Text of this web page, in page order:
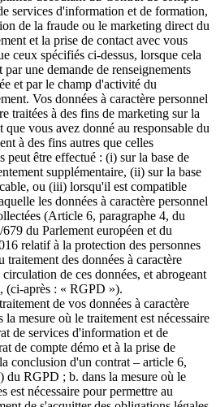
services d'information et de formation,
de la fraude ou le marketing direct du
et la prise de contact avec vous
ceux spécifiés ci-dessus, lorsque cela
une demande de renseignements
et par le champ d'activité du
Vos données à caractère personnel
traitées à des fins de marketing sur la
que vous avez donné au responsable du
à des fins autres que celles
peut être effectué : (i) sur la base de
supplémentaire, (ii) sur la base
ou (iii) lorsqu'il est compatible
les données à caractère personnel
(Article 6, paragraphe 4, du
du Parlement européen et du
relatif à la protection des personnes
traitement des données à caractère
de ces données, et abrogeant
(ci-après : « RGPD »).
de vos données à caractère
la mesure où le traitement est nécessaire
de services d'information et de
de compte démo et à la prise de
conclusion d'un contrat – article 6,
du RGPD ; b. dans la mesure où le
est nécessaire pour permettre au